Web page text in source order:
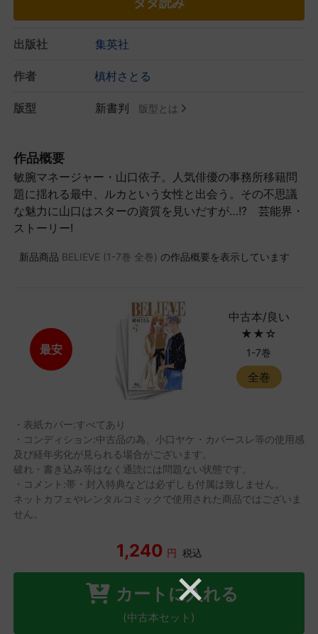
出版社 集英社
作者 槙村さとる
版型 新書判 版型とは
作品概要
敏腕マネージャー・山口依子。人気俳優の事務所移籍問
題に揺れる最中、ルカという女性と出会う。その不思議
な魅力に山口はスターの資質を見いだすが…!? 芸能界・
ストーリー!
新品商品 BELIEVE (1-7巻 全巻) の作品概要を表示しています
最安
中古本/良い
★★☆
1-7巻
全巻
・表紙カバー:すべてあり
・コンディション:中古品の為、小口ヤケ・カバースレ等の使用感
及び経年劣化が見られる場合がございます。
破れ・書き込み等はなく通読には問題ない状態です。
・コメント:帯・封入特典などは必ずしも付属は致しません。
ネットカフェやレンタルコミックで使用された商品ではございま
せん。
1,240 円 税込
カートに入れる
(中古本セット)